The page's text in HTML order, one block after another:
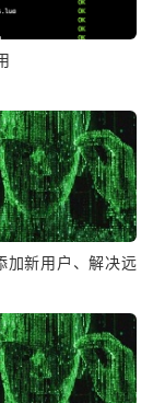
加新用户、解决远